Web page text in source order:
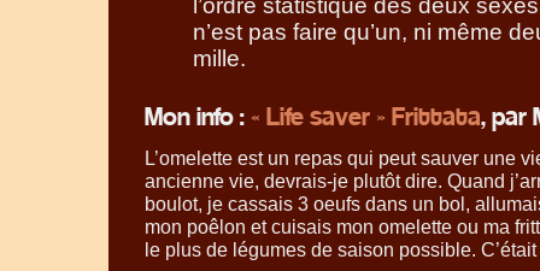
n’est pas faire qu’un, ni même
mille.
Mon info : « Life saver » Frittata, par
L’omelette est un repas qui peut sauver une
ancienne vie, devrais-je plutôt dire. Quand
boulot, je cassais 3 oeufs dans un bol,
mon poêlon et cuisais mon omelette ou ma
le plus de légumes de saison possible.